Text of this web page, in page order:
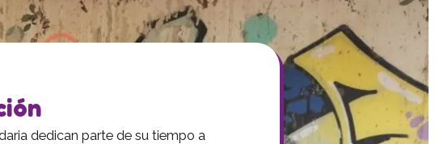
dedican parte de su tiempo a